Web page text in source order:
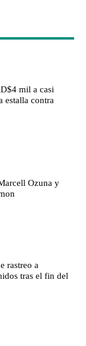
mil a casi
estalla contra
Ozuna y
rastreo a
tras el fin del